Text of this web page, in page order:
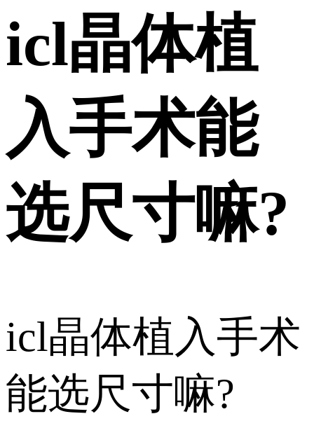
icl晶体植
入手术能
选尺寸嘛?
icl晶体植入手术
能选尺寸嘛?